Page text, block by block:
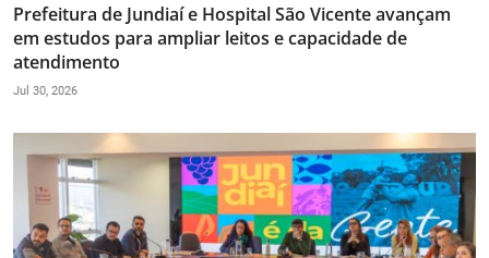
Prefeitura de Jundiaí e Hospital São Vicente avançam
em estudos para ampliar leitos e capacidade de
atendimento
Jul 30, 2026